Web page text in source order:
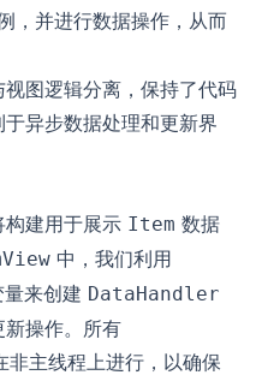
，并进行数据操作，从而
图逻辑分离，保持了代码
异步数据处理和更新界
建用于展示 Item 数据
中，我们利用
来创建 DataHandler
操作。所有
非主线程上进行，以确保